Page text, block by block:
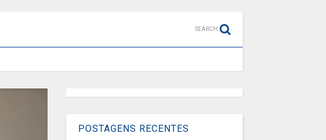
SEARCH
POSTAGENS RECENTES